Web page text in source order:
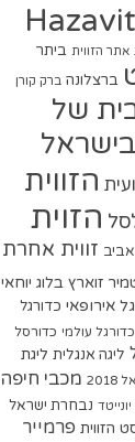
Hazavit
אתר הזווית ביתר
ברצלונה ברק קורן
של
הזווית
הזוית
זווית אחרת
זוארץ בלוג יוחאי
אירופאי כדורגל
כדורגל עולמי כדורסל
ליגה אנגלית ליגת
מכבי חיפה
נבחרת ישראל
הזווית פרמייר